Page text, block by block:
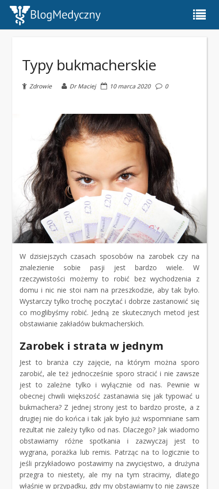
Typy bukmacherskie
Zdrowie Dr Maciej 10 marca 2020 0
W dzisiejszych czasach sposobów na zarobek czy na
znalezienie sobie pasji jest bardzo wiele. W
rzeczywistości możemy to robić bez wychodzenia z
domu i nic nie stoi nam na przeszkodzie, aby tak było.
Wystarczy tylko trochę poczytać i dobrze zastanowić się
co moglibyśmy robić. Jedną ze skutecznych metod jest
obstawianie zakładów bukmacherskich.
Zarobek i strata w jednym
Jest to branża czy zajęcie, na którym można sporo
zarobić, ale też jednocześnie sporo stracić i nie zawsze
jest to zależne tylko i wyłącznie od nas. Pewnie w
obecnej chwili większość zastanawia się jak typować u
bukmachera? Z jednej strony jest to bardzo proste, a z
drugiej nie do końca i tak jak było już wspomniane sam
rezultat nie zależy tylko od nas. Dlaczego? Jak wiadomo
obstawiamy różne spotkania i zazwyczaj jest to
wygrana, porażka lub remis. Patrząc na to logicznie to
jeśli przykładowo postawimy na zwycięstwo, a drużyna
przegra to niestety, ale my na tym stracimy, dlatego
właśnie w przypadku, gdy my obstawiamy to nie zawsze